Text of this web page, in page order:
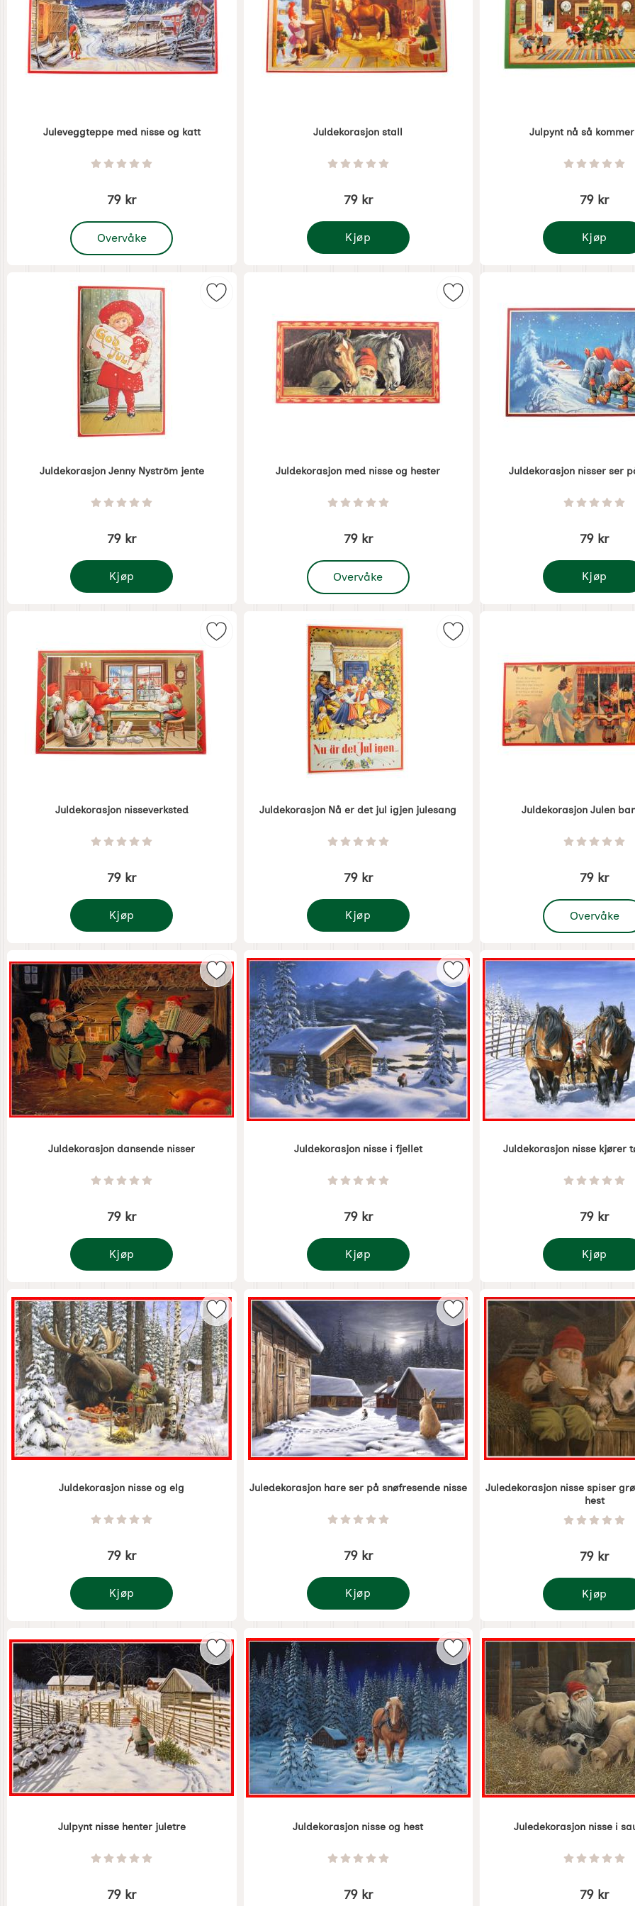
Juleveggteppe med nisse og katt
Varenummer 1277 Vurdering: 0 Stjerne av 5
79 kr
Overvåke
, Juleveggteppe med nisse og katt
Juldekorasjon stall
Varenummer 1279 Vurdering: 0 Stjerne av 5
79 kr
Kjøp
Juldekorasjon stall
Julpynt nå så
Varenummer 1280
79 kr
Kjøp
Julpynt nå så
Juldekorasjon Jenny Nyström jente
Varenummer 1282 Vurdering: 0 Stjerne av 5
79 kr
Kjøp
Juldekorasjon Jenny Nyström jente
Merk juldekorasjon Jenny Nyström jente som favoritt
Juldekorasjon med nisse og hester
Varenummer 1371 Vurdering: 0 Stjerne av 5
79 kr
Overvåke
, Juldekorasjon med nisse og hester
Merk juldekorasjon med nisse og
Juldekorasjon nisser ser
Varenummer 1405
79 kr
Kjøp
Juldekorasjon
Juldekorasjon nisseverksted
Varenummer 1407 Vurdering: 0 Stjerne av 5
79 kr
Kjøp
Juldekorasjon nisseverksted
Merk juldekorasjon nisseverksted som favoritt
Juldekorasjon Nå er det jul igjen julesang
Varenummer 1604 Vurdering: 0 Stjerne av 5
79 kr
Kjøp
Juldekorasjon Nå er det jul igjen julesang
Merk juldekorasjon Nå er det jul
Juldekorasjon Julen
Varenummer 1606
79 kr
Overvåke
, Juldekorasjon
Juldekorasjon dansende nisser
Varenummer 5357 Vurdering: 0 Stjerne av 5
79 kr
Kjøp
Juldekorasjon dansende nisser
Merk juldekorasjon dansende nisser som favoritt
Juldekorasjon nisse i fjellet
Varenummer 5358 Vurdering: 0 Stjerne av 5
79 kr
Kjøp
Juldekorasjon nisse i fjellet
Merk juldekorasjon nisse i fjellet
Juldekorasjon nisse kjører
Varenummer 5359
79 kr
Kjøp
Juldekorasjon
Juldekorasjon nisse og elg
Varenummer 5361 Vurdering: 0 Stjerne av 5
79 kr
Kjøp
Juldekorasjon nisse og elg
Merk juldekorasjon nisse og elg som favoritt
Juledekorasjon hare ser på snøfresende nisse
Varenummer 5362 Vurdering: 0 Stjerne av 5
79 kr
Kjøp
Juledekorasjon hare ser på snøfresende nisse
Merk juledekorasjon hare ser på
Juledekorasjon nisse spiser
hest
Varenummer 5364
79 kr
Kjøp
Julpynt nisse henter juletre
Varenummer 5366 Vurdering: 0 Stjerne av 5
79 kr
Merk julpynt nisse henter juletre som favoritt
Juldekorasjon nisse og hest
Varenummer 5367 Vurdering: 0 Stjerne av 5
79 kr
Merk juldekorasjon nisse og hest
Juledekorasjon nisse i
Varenummer 5368
79 kr